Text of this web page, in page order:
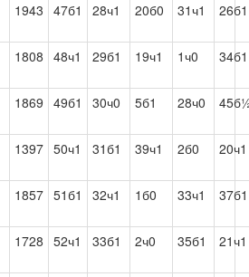
1943 47б1 28ч1 20б0 31ч1 26б1
1808 48ч1 29б1 19ч1 1ч0 34б1
1869 49б1 30ч0 5б1 28ч0
1397 50ч1 31б1 39ч1 2б0 20ч1
1857 51б1 32ч1 1б0 33ч1 37б1
1728 52ч1 33б1 2ч0 35б1 21ч1